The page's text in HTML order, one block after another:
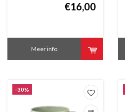
€16,00
Meer info
-30%